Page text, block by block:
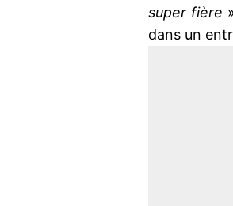
super fière
dans un